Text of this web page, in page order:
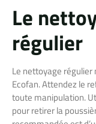
Le
régulier
Le nettoyage
Ecofan. Attendez le
toute manipulation.
pour retirer la